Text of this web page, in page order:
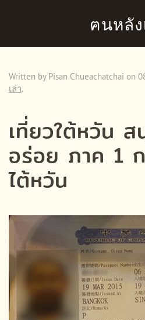
Skip to main contentฅนหลัง
Written by Pisan Chueachatchai on
เล่า.
เที่ยวใต้หวัน
อร่อย ภาค 1
ไต้หวัน